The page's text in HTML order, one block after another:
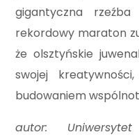
gigantyczna
rekordowy maraton
że olsztyńskie
swojej
budowaniem
autor: